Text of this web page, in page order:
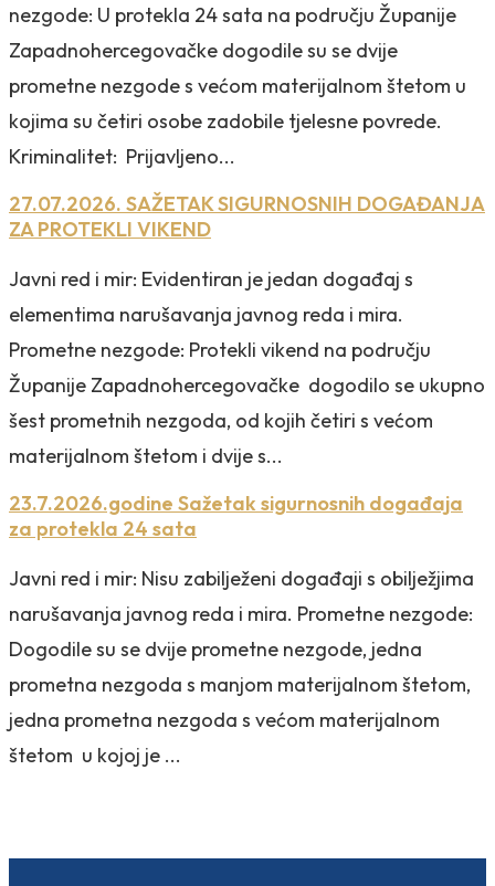
nezgode: U protekla 24 sata na području Županije
Zapadnohercegovačke dogodile su se dvije
prometne nezgode s većom materijalnom štetom u
kojima su četiri osobe zadobile tjelesne povrede.
Kriminalitet: Prijavljeno...
27.07.2026. SAŽETAK SIGURNOSNIH DOGAĐANJA
ZA PROTEKLI VIKEND
Javni red i mir: Evidentiran je jedan događaj s
elementima narušavanja javnog reda i mira.
Prometne nezgode: Protekli vikend na području
Županije Zapadnohercegovačke dogodilo se ukupno
šest prometnih nezgoda, od kojih četiri s većom
materijalnom štetom i dvije s...
23.7.2026.godine Sažetak sigurnosnih događaja
za protekla 24 sata
Javni red i mir: Nisu zabilježeni događaji s obilježjima
narušavanja javnog reda i mira. Prometne nezgode:
Dogodile su se dvije prometne nezgode, jedna
prometna nezgoda s manjom materijalnom štetom,
jedna prometna nezgoda s većom materijalnom
štetom u kojoj je ...